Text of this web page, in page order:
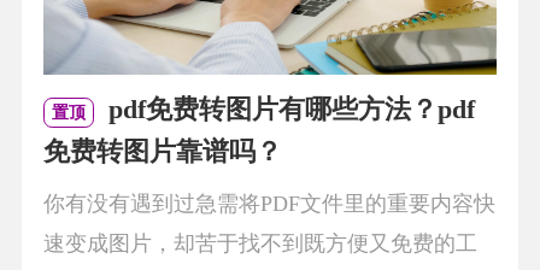
置顶
pdf免费转图片有哪些方法？pdf
免费转图片靠谱吗？
你有没有遇到过急需将PDF文件里的重要内容快
速变成图片，却苦于找不到既方便又免费的工